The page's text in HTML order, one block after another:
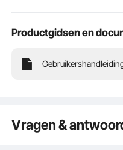
kan tillen en is uw ideale
Productgidsen en
Vragen &